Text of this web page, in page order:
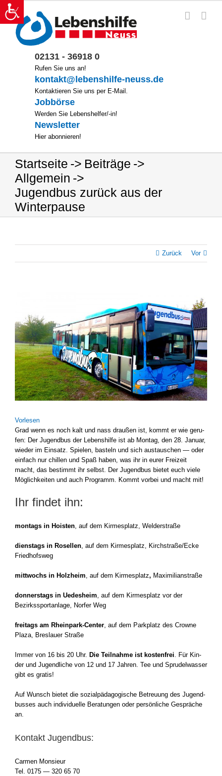
Zum
Inhalt
springen
02131 - 36918 0
Rufen Sie uns an!
kontakt@lebenshilfe-neuss.de
Kontaktieren Sie uns per E-Mail.
Jobbörse
Werden Sie Lebenshelfer/-in!
Newsletter
Hier abonnieren!
Startseite
Beiträge
Allgemein
Jugendbus zurück aus der
Winterpause
Zurück Vor
Vor­le­sen
Grad wenn es noch kalt und nass drau­ßen ist, kommt er wie geru­
fen: Der Jugend­bus der Lebens­hil­fe ist ab Mon­tag, den 28. Janu­ar,
wie­der im Ein­satz. Spie­len, bas­teln und sich aus­tau­schen — oder
ein­fach nur chil­len und Spaß haben, was ihr in eurer Frei­zeit
macht, das bestimmt ihr selbst. Der Jugend­bus bie­tet euch vie­le
Mög­lich­kei­ten und auch Pro­gramm. Kommt vor­bei und macht mit!
Ihr findet ihn:
mon­tags in Hois­ten , auf dem Kir­mes­platz, Wel­d­er­stra­ße
diens­tags in Rosel­len , auf dem Kir­mes­platz, Kirchstraße/Ecke
Fried­hofs­weg
mitt­wochs in Holz­heim , auf dem Kir­mes­platz, Maxi­mi­li­an­stra­ße
don­ners­tags in Uedes­heim , auf dem Kir­mes­platz vor der
Bezirks­sport­an­la­ge, Nor­fer Weg
frei­tags am Rheinpark-Center , auf dem Park­platz des Crow­ne
Pla­za, Bres­lau­er Stra­ße
Immer von 16 bis 20 Uhr. Die Teil­nah­me ist kos­ten­frei . Für Kin­
der und Jugend­li­che von 12 und 17 Jah­ren. Tee und Spru­del­was­ser
gibt es gra­tis!
Auf Wunsch bie­tet die sozi­al­päd­ago­gi­sche Betreu­ung des Jugend­
bus­ses auch indi­vi­du­el­le Bera­tun­gen oder per­sön­li­che Gesprä­che
an.
Kontakt Jugendbus:
Car­men Mon­sieur
Tel. 0175 — 320 65 70